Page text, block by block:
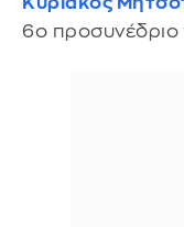
6ο προσυνέδριο